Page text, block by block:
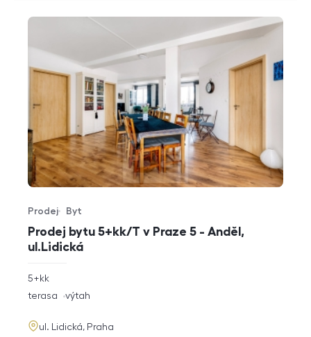
Prodej bytu 5+kk/T v Praze 5 - Anděl,
ul.Lidická
Typ nabídky
Prodej
Typ nemovitosti
Byt
rozměry
dispozice
5+kk
funkce
terasa výtah
adresa
ul. Lidická, Praha